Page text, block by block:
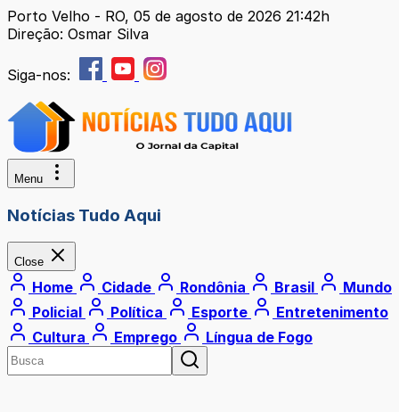
Porto Velho - RO, 05 de agosto de 2026 21:42h
Direção: Osmar Silva
Siga-nos:
Menu
Notícias Tudo Aqui
Close
Home Cidade Rondônia Brasil
Mundo
Policial
Política Esporte
Entretenimento
Cultura
Emprego Língua de Fogo